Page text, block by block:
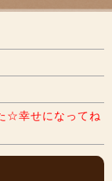
☆幸せになってね